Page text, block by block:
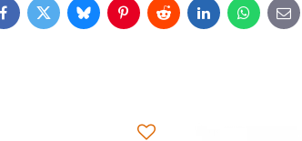
FacebookTwitterBlueskyPinterestRedditLinkedInWhatsApp
E-
mail